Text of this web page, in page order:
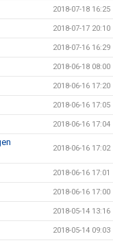
2018-07-18 16:25
2018-07-17 20:10
2018-07-16 16:29
2018-06-18 08:00
2018-06-16 17:20
2018-06-16 17:05
2018-06-16 17:04
2018-06-16 17:02
2018-06-16 17:01
2018-06-16 17:00
2018-05-14 13:16
2018-05-14 09:03